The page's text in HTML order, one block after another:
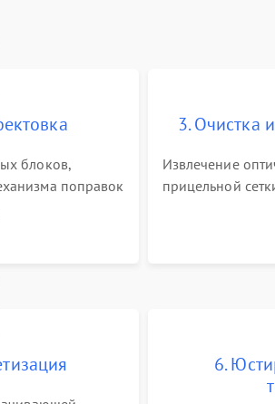
блоков,
поправок
резьбовых
3. Очистка
Извлечение
прицельной
повреждения
6.